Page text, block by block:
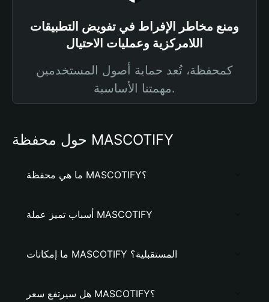
ومنع مخاطر الإفراط في تفويض التطبيقات
اللامركزية وعمليات الاحتيال
كمحفظة، تُعد حماية أصول المستخدمين
مهمتنا الأساسية.
حول محفظة MASCOTIFY
ما هي محفظة MASCOTIFY؟
أسباب تميز عملة MASCOTIFY
ما إمكانات MASCOTIFY المستقبلية؟
هل سيرتفع سعر MASCOTIFY؟